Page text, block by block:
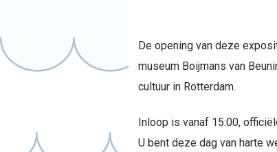
De opening van deze
museum Boijmans van
cultuur in Rotterdam.
Inloop is vanaf 15:00,
U bent deze dag van harte